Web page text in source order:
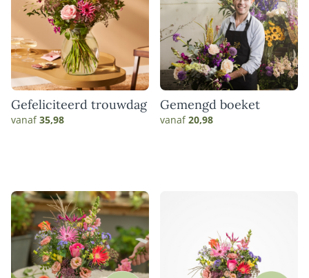
Gefeliciteerd trouwdag
vanaf35,98
Gemengd boeket
vanaf20,98